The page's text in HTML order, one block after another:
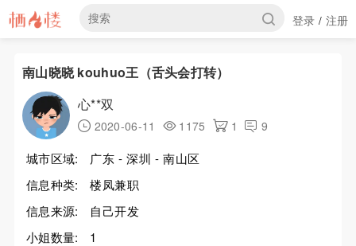
登录 / 注册
南山晓晓 kouhuo王（舌头会打转）
心**双
2020-06-11 1175 1 9
城市区域:
广东 - 深圳 - 南山区
信息种类:
楼凤兼职
信息来源:
自己开发
小姐数量:
1